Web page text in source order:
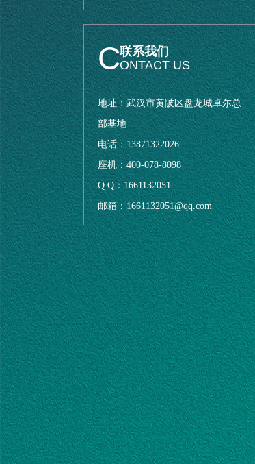
C联系我们
ONTACT US
地址：武汉市黄陂区盘龙城卓尔总
部基地
电话：13871322026
座机：400-078-8098
Q Q：1661132051
邮箱：1661132051@qq.com